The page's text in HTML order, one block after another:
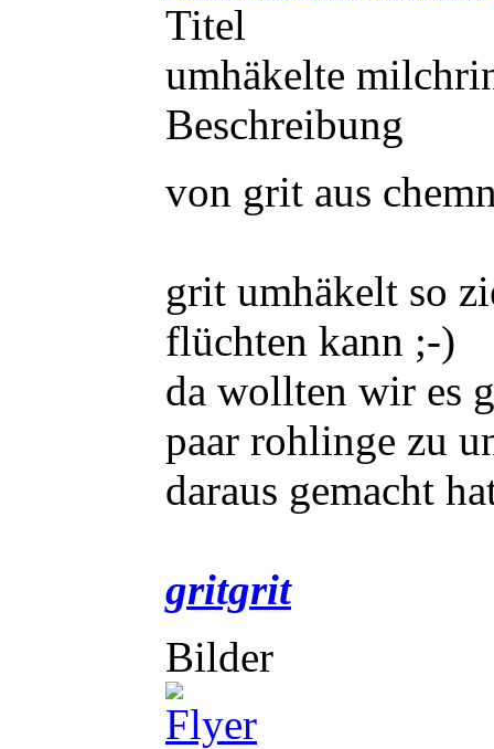
Titel
umhäkelte
Beschreibung
von grit aus
grit umhäkelt so
flüchten kann ;-)
da wollten wir es
paar rohlinge zu
daraus gemacht
gritgrit
Bilder